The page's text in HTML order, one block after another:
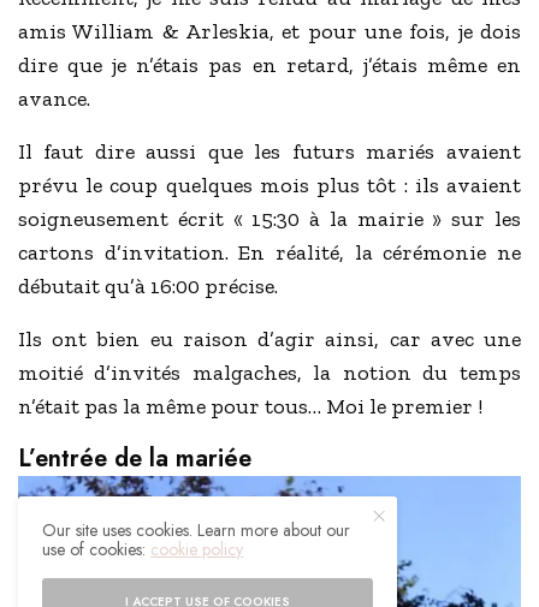
amis William & Arleskia, et pour une fois, je dois
dire que je n’étais pas en retard, j’étais même en
avance.
Il faut dire aussi que les futurs mariés avaient
prévu le coup quelques mois plus tôt : ils avaient
soigneusement écrit « 15:30 à la mairie » sur les
cartons d’invitation. En réalité, la cérémonie ne
débutait qu’à 16:00 précise.
Ils ont bien eu raison d’agir ainsi, car avec une
moitié d’invités malgaches, la notion du temps
n’était pas la même pour tous… Moi le premier !
L’entrée de la mariée
Our site uses cookies. Learn more about our
use of cookies: cookie policy
I ACCEPT USE OF COOKIES